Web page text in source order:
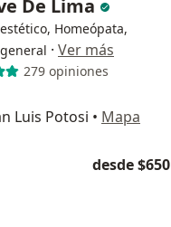
De Lima
Homeópata,
· Ver más
279 opiniones
Luis Potosi • Mapa
desde $650